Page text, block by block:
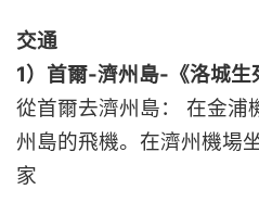
交通
1）首爾-濟州島-《洛城生
從首爾去濟州島： 在金浦
州島的飛機。在濟州機場
家